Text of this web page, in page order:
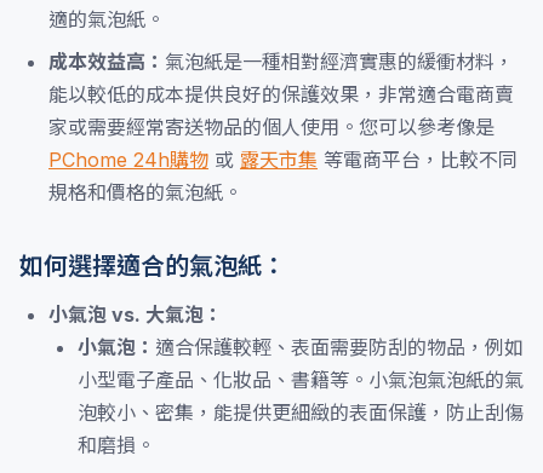
適的氣泡紙。
成本效益高： 氣泡紙是一種相對經濟實惠的緩衝材料，
能以較低的成本提供良好的保護效果，非常適合電商賣
家或需要經常寄送物品的個人使用。您可以參考像是
PChome 24h購物 或 露天市集 等電商平台，比較不同
規格和價格的氣泡紙。
如何選擇適合的氣泡紙：
小氣泡 vs. 大氣泡：
小氣泡： 適合保護較輕、表面需要防刮的物品，例如
小型電子產品、化妝品、書籍等。小氣泡氣泡紙的氣
泡較小、密集，能提供更細緻的表面保護，防止刮傷
和磨損。